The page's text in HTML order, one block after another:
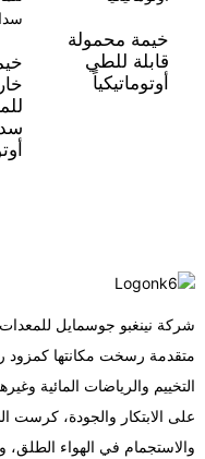
خيمة محمولة
قابلة للطي
أوتوماتيكياً
شركة نينغبو جوسمايل
متقدمة رسخت مكانتها كمزود
التخييم والرياضات المائية
على الابتكار والجودة، كرست
والاستجمام في الهواء